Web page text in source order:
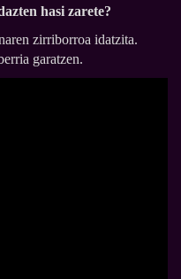
hasi zarete?
zirriborroa idatzita.
garatzen.